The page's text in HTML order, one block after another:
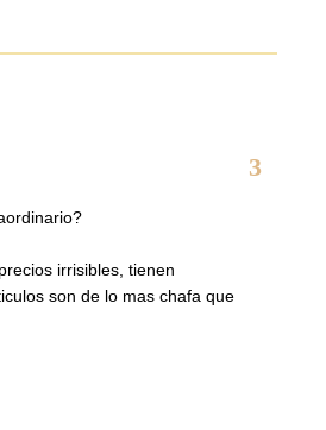
3
irrisibles, tienen
son de lo mas chafa que